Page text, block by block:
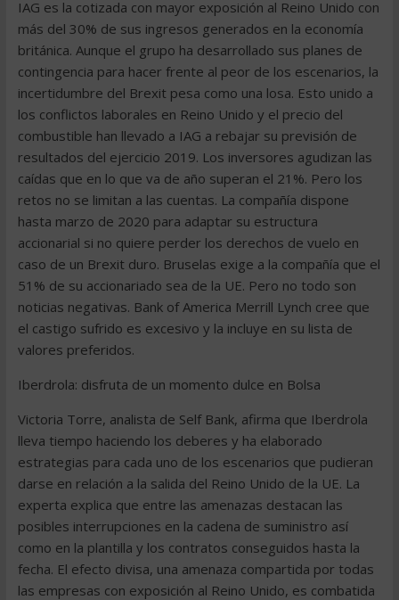
IAG es la cotizada con mayor exposición al Reino Unido con
más del 30% de sus ingresos generados en la economía
británica. Aunque el grupo ha desarrollado sus planes de
contingencia para hacer frente al peor de los escenarios, la
incertidumbre del Brexit pesa como una losa. Esto unido a
los conflictos laborales en Reino Unido y el precio del
combustible han llevado a IAG a rebajar su previsión de
resultados del ejercicio 2019. Los inversores agudizan las
caídas que en lo que va de año superan el 21%. Pero los
retos no se limitan a las cuentas. La compañía dispone
hasta marzo de 2020 para adaptar su estructura
accionarial si no quiere perder los derechos de vuelo en
caso de un Brexit duro. Bruselas exige a la compañía que el
51% de su accionariado sea de la UE. Pero no todo son
noticias negativas. Bank of America Merrill Lynch cree que
el castigo sufrido es excesivo y la incluye en su lista de
valores preferidos.
Iberdrola: disfruta de un momento dulce en Bolsa
Victoria Torre, analista de Self Bank, afirma que Iberdrola
lleva tiempo haciendo los deberes y ha elaborado
estrategias para cada uno de los escenarios que pudieran
darse en relación a la salida del Reino Unido de la UE. La
experta explica que entre las amenazas destacan las
posibles interrupciones en la cadena de suministro así
como en la plantilla y los contratos conseguidos hasta la
fecha. El efecto divisa, una amenaza compartida por todas
las empresas con exposición al Reino Unido, es combatida